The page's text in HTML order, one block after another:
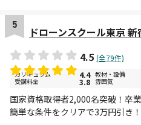
5
ドローンスクール東京 新
4.5 (全79件)
カリキュラム 4.4 教材・設備
受講料金 3.8 雰囲気
国家資格取得者2,000名突破！卒
簡単な条件をクリアで3万円引き！